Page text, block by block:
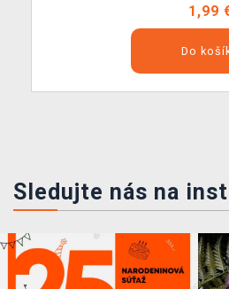
1,99
Do
Sledujte nás na